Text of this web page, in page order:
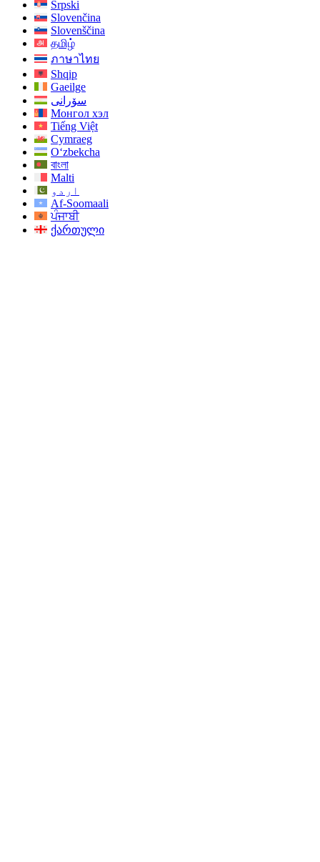
Srpski
Slovenčina
Slovenščina
தமிழ்
ภาษาไทย
Shqip
Gaeilge
سۆرانی
Монгол хэл
Tiếng Việt
Cymraeg
O‘zbekcha
বাংলা
Malti
اردو
Af-Soomaali
ਪੰਜਾਬੀ
ქართული